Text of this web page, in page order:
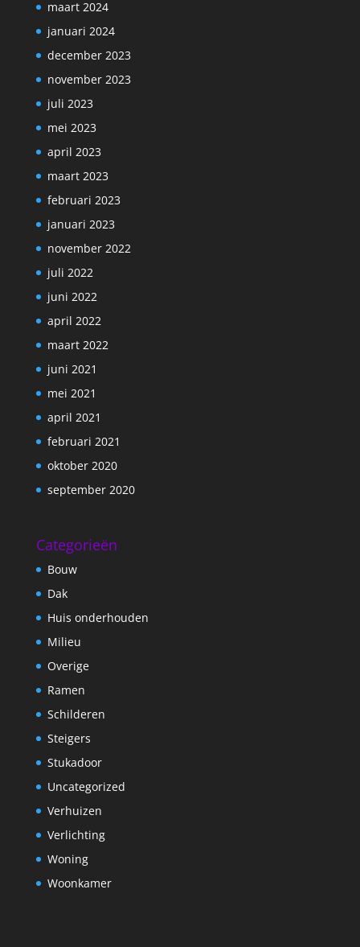
maart 2024
januari 2024
december 2023
november 2023
juli 2023
mei 2023
april 2023
maart 2023
februari 2023
januari 2023
november 2022
juli 2022
juni 2022
april 2022
maart 2022
juni 2021
mei 2021
april 2021
februari 2021
oktober 2020
september 2020
Categorieën
Bouw
Dak
Huis onderhouden
Milieu
Overige
Ramen
Schilderen
Steigers
Stukadoor
Uncategorized
Verhuizen
Verlichting
Woning
Woonkamer